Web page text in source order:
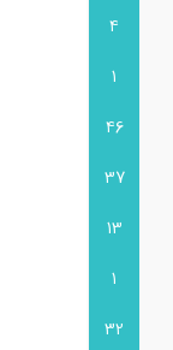
4
1
46
37
13
1
32